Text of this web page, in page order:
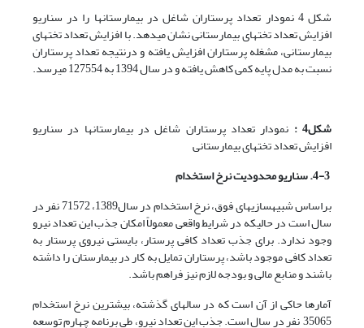
شکل 4 نمودار تعداد پرستاران شاغل در بیمارستان­ها را در سناریو
افزایش تعداد تخت­های بیمارستانی نشان می­دهد. با افزایش تعداد تخت­های
بیمارستانی، مشغله پرستاران افزایش یافته و درنتیجه تعداد پرستاران
نسبت به مدل پایه کمی کاهش یافته و در سال 1394 به 127554 می­رسد.
شکل4 : نمودار تعداد پرستاران شاغل در بیمارستان­ها در سناریو
افزایش تعداد تخت­های بیمارستانی
براساس شبیه­سازی­های فوق، نرخ استخدام در سال1389، 71572 نفر در
سال است در حالیکه در شرایط واقعی معمولاً امکان جذب این تعداد نیرو
وجود ندارد. برای جذب تعداد کافی پرستار، بایستی نیروی پرستار به
تعداد کافی موجود باشد، پرستاران تمایل به کار در بیمارستان را داشته
باشند و منابع مالی و بودجه لازم نیز فراهم باشد.
آمارها حاکی از آن است که در سال­های گذشته، بیشترین نرخ استخدام
35065 نفر در سال است. جذب این تعداد نیرو، طی برنامه چهارم توسعه